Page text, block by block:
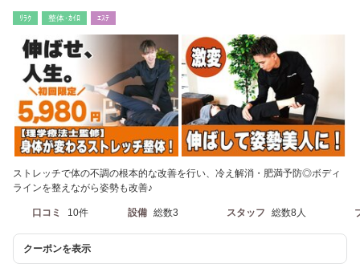
ﾘﾗｸ 整体･ｶｲﾛ ｴｽﾃ
ストレッチで体の不調の根本的な改善を行い、冷え解消・肥満予防◎ボディ
ラインを整えながら姿勢も改善♪
口コミ 10件 設備 総数3 スタッフ 総数8人
クーポンを表示